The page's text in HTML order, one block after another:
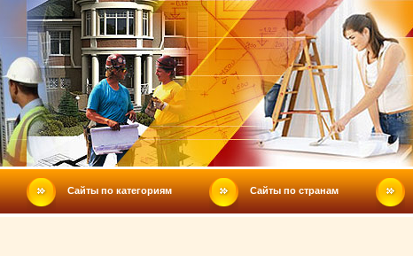
Сайты по категориям Сайты по странам